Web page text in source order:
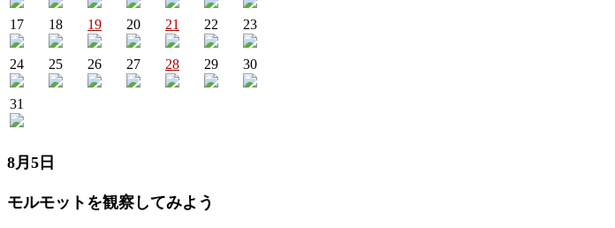
17 18 19 20 21 22 23
24 25 26 27 28 29 30
31
8月5日
モルモットを観察してみよう